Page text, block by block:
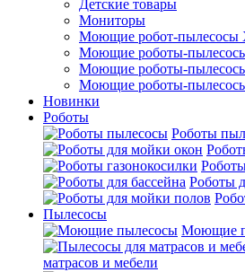
Детские товары
Мониторы
Моющие робот-пылесосы
Моющие роботы-
Моющие роботы-
Моющие роботы-
Новинки
Роботы
Роботы
Роботы
Пылесосы
Моющие
матрасов и мебели